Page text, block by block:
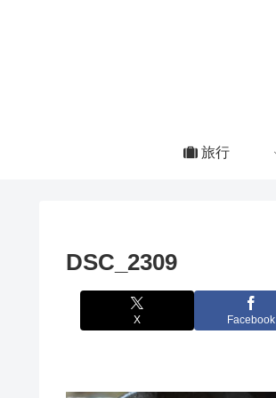
旅行
DSC_2309
X Facebook